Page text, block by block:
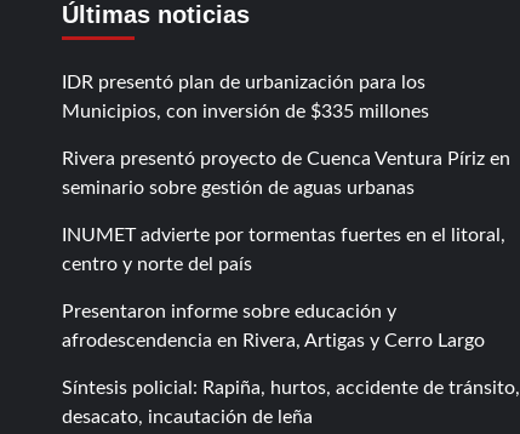
Últimas noticias
IDR presentó plan de urbanización para los
Municipios, con inversión de $335 millones
Rivera presentó proyecto de Cuenca Ventura Píriz en
seminario sobre gestión de aguas urbanas
INUMET advierte por tormentas fuertes en el litoral,
centro y norte del país
Presentaron informe sobre educación y
afrodescendencia en Rivera, Artigas y Cerro Largo
Síntesis policial: Rapiña, hurtos, accidente de tránsito,
desacato, incautación de leña